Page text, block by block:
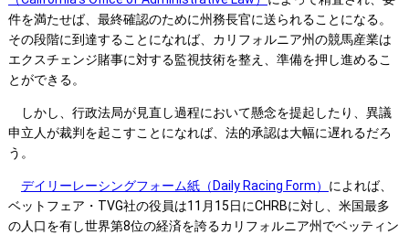
件を満たせば、最終確認のために州務長官に送られることになる。
その段階に到達することになれば、カリフォルニア州の競馬産業は
エクスチェンジ賭事に対する監視技術を整え、準備を押し進めるこ
とができる。
しかし、行政法局が見直し過程において懸念を提起したり、異議
申立人が裁判を起こすことになれば、法的承認は大幅に遅れるだろ
う。
デイリーレーシングフォーム紙（Daily Racing Form） によれば、
ベットフェア・TVG社の役員は11月15日にCHRBに対し、米国最多
の人口を有し世界第8位の経済を誇るカリフォルニア州でベッティン